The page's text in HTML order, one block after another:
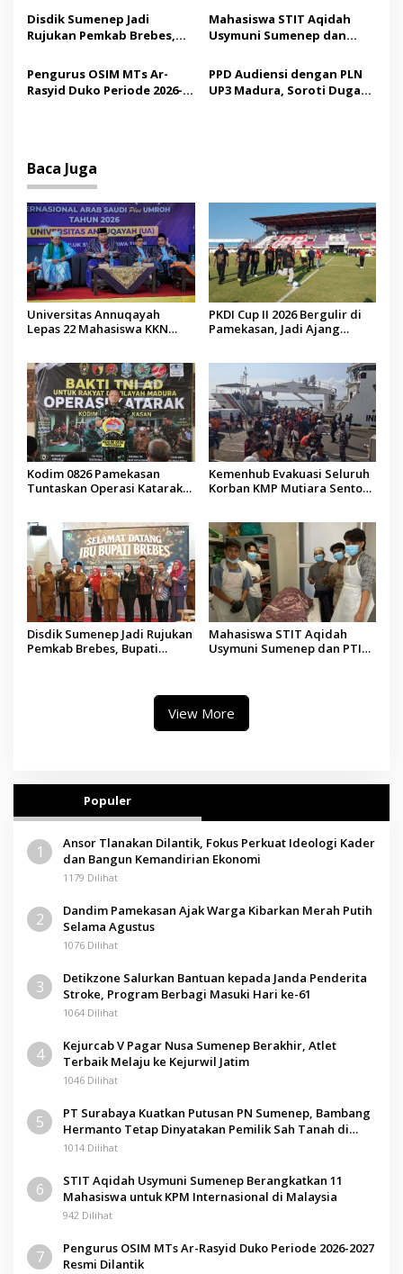
s
Tindakan Medis
Operator Diaudit
Disdik Sumenep Jadi
Rujukan Pemkab Brebes,
Pendidikan Berbasis
Budaya
Mahasiswa STIT Aqidah
Usymuni Sumenep dan
Jenazah WNI Asal Aceh di
Malaysia
Pengurus OSIM MTs Ar-
Rasyid Duko Periode 2026-
PPD Audiensi dengan PLN
UP3 Madura, Soroti Dugaan
Baca Juga
Universitas Annuqayah
Lepas 22 Mahasiswa KKN
PKDI Cup II 2026 Bergulir di
Pamekasan, Jadi Ajang
Kodim 0826 Pamekasan
Tuntaskan Operasi Katarak
Kemenhub Evakuasi Seluruh
Korban KMP Mutiara Sentosa
Disdik Sumenep Jadi Rujukan
Pemkab Brebes, Bupati
Mahasiswa STIT Aqidah
Usymuni Sumenep dan PTIQ
View More
Populer
1
Ansor Tlanakan Dilantik, Fokus Perkuat Ideologi Kader
dan Bangun Kemandirian Ekonomi
1179 Dilihat
2
Dandim Pamekasan Ajak Warga Kibarkan Merah Putih
Selama Agustus
1076 Dilihat
3
Detikzone Salurkan Bantuan kepada Janda Penderita
Stroke, Program Berbagi Masuki Hari ke-61
1064 Dilihat
4
Kejurcab V Pagar Nusa Sumenep Berakhir, Atlet
Terbaik Melaju ke Kejurwil Jatim
1046 Dilihat
5
PT Surabaya Kuatkan Putusan PN Sumenep, Bambang
Hermanto Tetap Dinyatakan Pemilik Sah Tanah di
Pamolokan
1014 Dilihat
6
STIT Aqidah Usymuni Sumenep Berangkatkan 11
Mahasiswa untuk KPM Internasional di Malaysia
942 Dilihat
7
Pengurus OSIM MTs Ar-Rasyid Duko Periode 2026-2027
Resmi Dilantik